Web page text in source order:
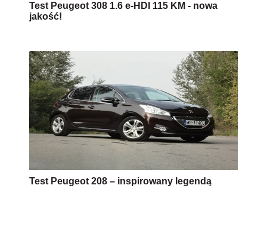
Test Peugeot 308 1.6 e-HDI 115 KM - nowa
jakość!
Test Peugeot 208 – inspirowany legendą